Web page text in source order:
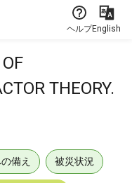
ヘルプEnglish
THEORY.
備え 被災状況